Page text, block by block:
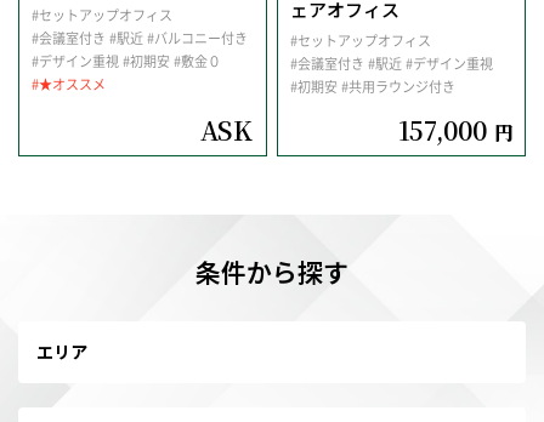
#セットアップオフィス
#会議室付き #駅近 #バルコニー付き
#デザイン重視#初期安 #敷金０
#★オススメ
ASK
ェアオフィス
#セットアップオフィス
#会議室付き #駅近 #デザイン重視
#初期安 #共用ラウンジ付き
157,000 円
条件から探す
エリア